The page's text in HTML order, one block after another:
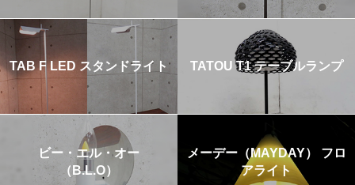
TAB F LED スタンドライト TATOU T1 テーブルランプ
ビー・エル・オー
（B.L.O）
メーデー（MAYDAY） フロ
アライト